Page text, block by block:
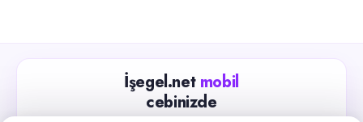
İşegel.net mobil
cebinizde